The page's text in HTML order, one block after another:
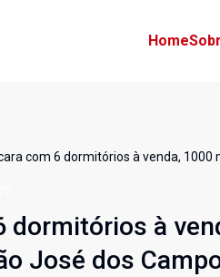
Home
com 6 dormitórios à venda, 1000
dormitórios à
José dos